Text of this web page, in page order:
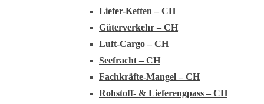
Liefer-Ketten – CH
Güterverkehr – CH
Luft-Cargo – CH
Seefracht – CH
Fachkräfte-Mangel – CH
Rohstoff- & Lieferengpass – CH